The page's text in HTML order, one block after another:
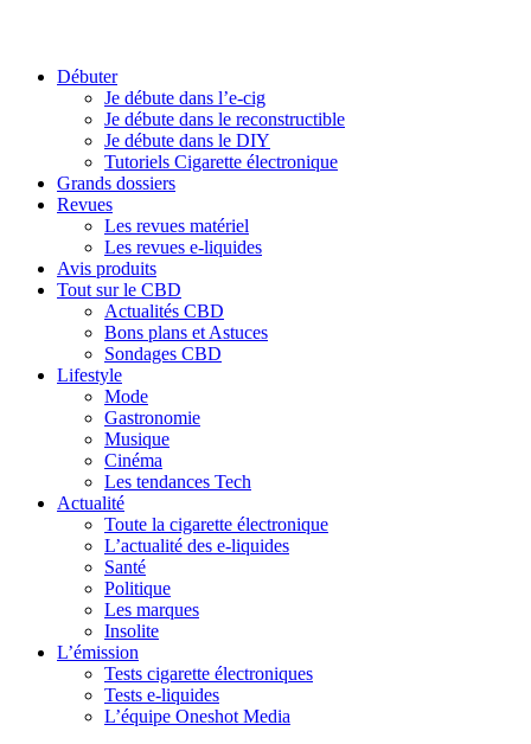
Débuter
Je débute dans l’e-cig
Je débute dans le reconstructible
Je débute dans le DIY
Tutoriels Cigarette électronique
Grands dossiers
Revues
Les revues matériel
Les revues e-liquides
Avis produits
Tout sur le CBD
Actualités CBD
Bons plans et Astuces
Sondages CBD
Lifestyle
Mode
Gastronomie
Musique
Cinéma
Les tendances Tech
Actualité
Toute la cigarette électronique
L’actualité des e-liquides
Santé
Politique
Les marques
Insolite
L’émission
Tests cigarette électroniques
Tests e-liquides
L’équipe Oneshot Media